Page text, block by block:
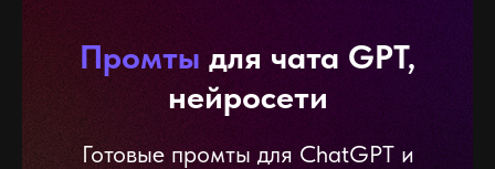
Промты для чата GPT,
нейросети
Готовые промты для ChatGPT и